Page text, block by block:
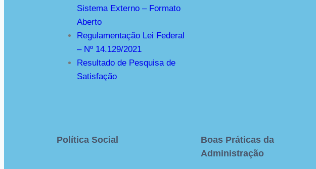
Sistema Externo – Formato
Aberto
Regulamentação Lei Federal
– Nº 14.129/2021
Resultado de Pesquisa de
Satisfação
Política Social
Boas Práticas da
Administração